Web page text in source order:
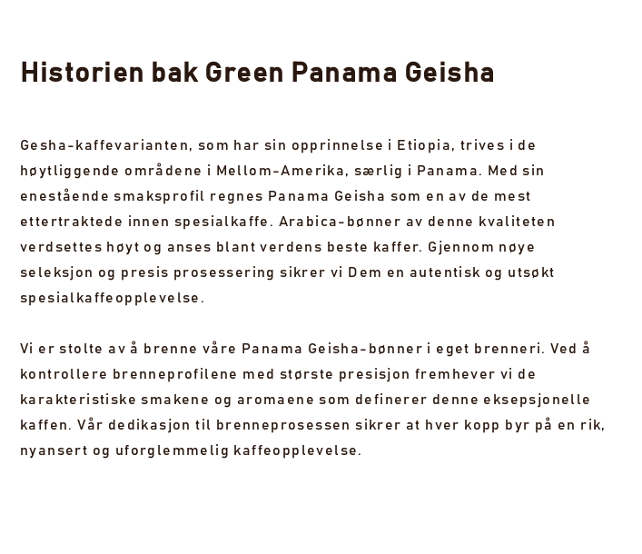
Historien bak Green Panama Geisha
Gesha-kaffevarianten, som har sin opprinnelse i Etiopia, trives i de
høytliggende områdene i Mellom-Amerika, særlig i Panama. Med sin
enestående smaksprofil regnes Panama Geisha som en av de mest
ettertraktede innen spesialkaffe. Arabica-bønner av denne kvaliteten
verdsettes høyt og anses blant verdens beste kaffer. Gjennom nøye
seleksjon og presis prosessering sikrer vi Dem en autentisk og utsøkt
spesialkaffeopplevelse.
Vi er stolte av å brenne våre Panama Geisha-bønner i eget brenneri. Ved å
kontrollere brenneprofilene med største presisjon fremhever vi de
karakteristiske smakene og aromaene som definerer denne eksepsjonelle
kaffen. Vår dedikasjon til brenneprosessen sikrer at hver kopp byr på en rik,
nyansert og uforglemmelig kaffeopplevelse.